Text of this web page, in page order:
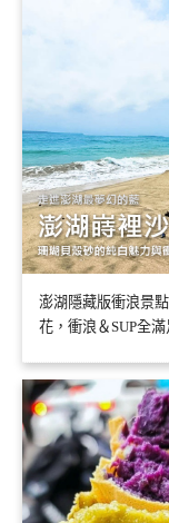
澎湖隱藏版衝浪景
花，衝浪＆SUP全